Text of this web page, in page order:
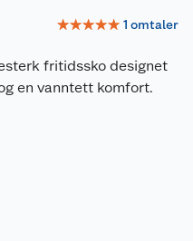
☆☆☆☆☆ 1 omtaler
fritidssko designet
en vanntett komfort.